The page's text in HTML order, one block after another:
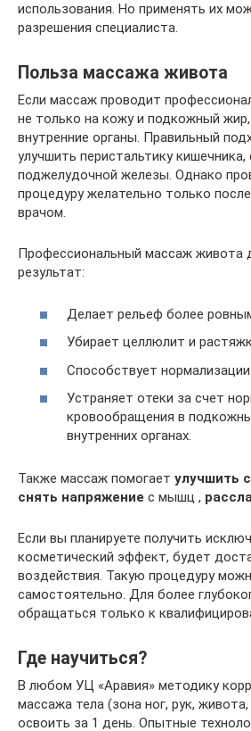
использования. Но применять их
разрешения специалиста.
Польза массажа живота
Если массаж проводит
не только на кожу и подкожный
внутренние органы. Правильный
улучшить перистальтику
поджелудочной железы. Однако
процедуру желательно только
врачом.
Профессиональный массаж живота
результат:
Делает рельеф более
Убирает целлюлит и
Способствует
Устраняет отеки за счет
кровообращения в
внутренних органах.
Также массаж помогает улучшить
снять напряжение с мышц ,
Если вы планируете получить
косметический эффект, будет
воздействия. Такую процедуру
самостоятельно. Для более
обращаться только к
Где научиться?
В любом УЦ «Аравия» методику
массажа тела (зона ног, рук,
освоить за 1 день. Опытные